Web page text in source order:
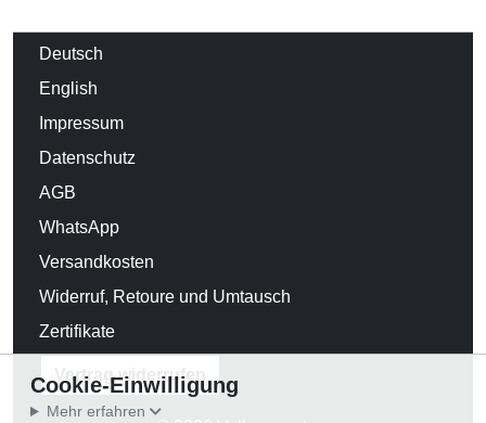
Deutsch
English
Impressum
Datenschutz
AGB
WhatsApp
Versandkosten
Widerruf, Retoure und Umtausch
Zertifikate
Vertrag widerrufen
Cookie-Einwilligung
Mehr erfahren